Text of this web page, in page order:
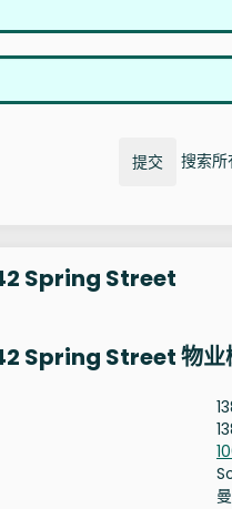
提交 搜索
Spring Street
Spring Street 物业